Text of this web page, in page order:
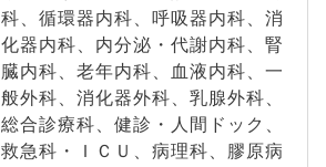
科、循環器内科、呼吸器内科、消
化器内科、内分泌・代謝内科、腎
臓内科、老年内科、血液内科、一
般外科、消化器外科、乳腺外科、
総合診療科、健診・人間ドック、
救急科・ＩＣＵ、病理科、膠原病